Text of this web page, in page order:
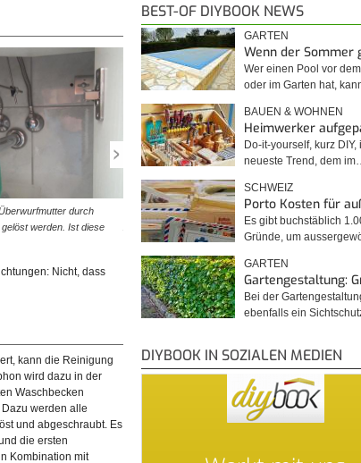
durch
werden. Ist diese
© diybook | Durch vorsichtiges Drehen und
Ziehen wird der Siphon nun aus dem Abfluss
Danach kann er in der…
Nicht, dass
kann die Reinigung
wird dazu in der
Waschbecken
werden alle
und abgeschraubt. Es
die ersten
Kombination mit
BEST-OF DIYBOOK NEWS
GARTEN
Wenn der Sommer
Wer einen Pool vor
oder im Garten hat,
BAUEN & WOHNEN
Heimwerker
Do-it-yourself, kurz DIY,
neueste Trend, dem
SCHWEIZ
Porto Kosten für
Es gibt buchstäblich
Gründe, um
GARTEN
Gartengestaltung:
Bei der
ebenfalls ein
DIYBOOK IN SOZIALEN MEDIEN